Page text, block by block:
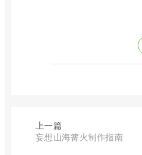
上一篇
妄想山海篝火制作指南